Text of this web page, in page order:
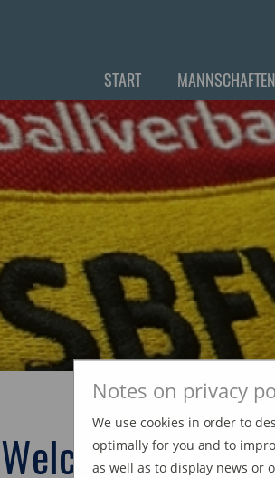
START MANNSCHAFTEN
Welchen Platz
Notes on privacy
We use cookies in order to
optimally for you and to
as well as to display news or